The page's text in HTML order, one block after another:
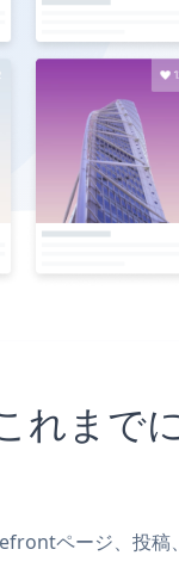
まで
ページ、投稿